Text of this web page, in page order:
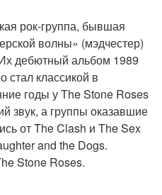
рок-группа, бывшая
волны» (мэдчестер)
дебютный альбом 1989
стал классикой в
годы у The Stone Roses
звук, а группы оказавшие
от The Clash и The Sex
and the Dogs.
Stone Roses.